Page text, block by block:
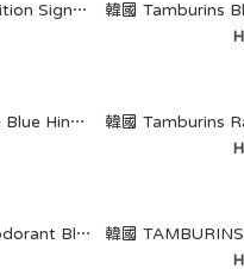
韓國 FORMENT X Kuromi Edition Signature Perfume (Cotton Memory) Kuromi 限量版香水 50ml | 棉花記憶香氣 (紫色)
韓國 Tamburins Egg Perfume Blue Hinoki 蛋形香水 藍色檜木 14mL
韓國 Tamburins Perfume Deodorant Blue Hinoki 藍色檜木香體膏 35g